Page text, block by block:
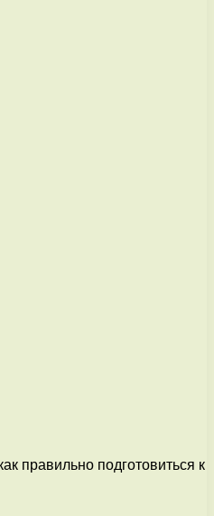
правильно подготовиться к